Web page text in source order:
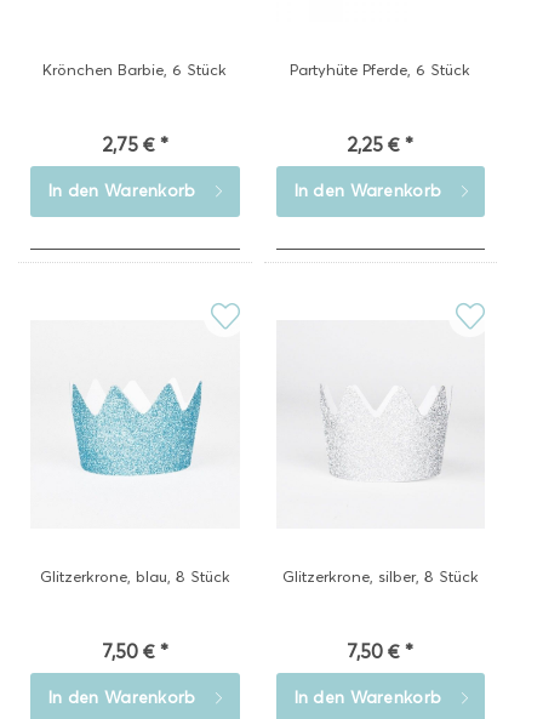
Krönchen Barbie, 6 Stück
2,75 € *
In den Warenkorb
Partyhüte Pferde, 6 Stück
2,25 € *
In den Warenkorb
Glitzerkrone, blau, 8 Stück
7,50 € *
In den Warenkorb
Glitzerkrone, silber, 8 Stück
7,50 € *
In den Warenkorb